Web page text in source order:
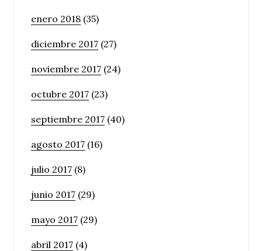
enero 2018 (35)
diciembre 2017 (27)
noviembre 2017 (24)
octubre 2017 (23)
septiembre 2017 (40)
agosto 2017 (16)
julio 2017 (8)
junio 2017 (29)
mayo 2017 (29)
abril 2017 (4)